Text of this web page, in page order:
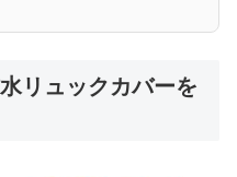
リュックカバーを